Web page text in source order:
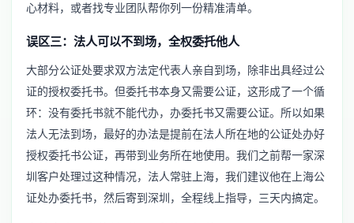
心材料，或者找专业团队帮你列一份精准清单。
误区三：法人可以不到场，全权委托他人
大部分公证处要求双方法定代表人亲自到场，除非出具经过公
证的授权委托书。但委托书本身又需要公证，这形成了一个循
环：没有委托书就不能代办，办委托书又需要公证。所以如果
法人无法到场，最好的办法是提前在法人所在地的公证处办好
授权委托书公证，再带到业务所在地使用。我们之前帮一家深
圳客户处理过这种情况，法人常驻上海，我们建议他在上海公
证处办委托书，然后寄到深圳，全程线上指导，三天内搞定。